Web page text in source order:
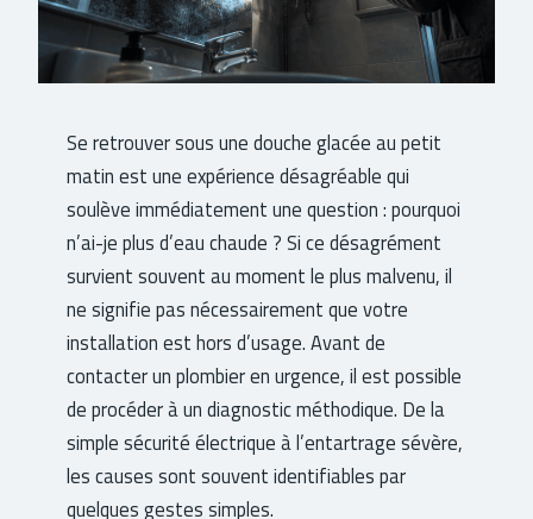
Se retrouver sous une douche glacée au petit
matin est une expérience désagréable qui
soulève immédiatement une question : pourquoi
n’ai-je plus d’eau chaude ? Si ce désagrément
survient souvent au moment le plus malvenu, il
ne signifie pas nécessairement que votre
installation est hors d’usage. Avant de
contacter un plombier en urgence, il est possible
de procéder à un diagnostic méthodique. De la
simple sécurité électrique à l’entartrage sévère,
les causes sont souvent identifiables par
quelques gestes simples.